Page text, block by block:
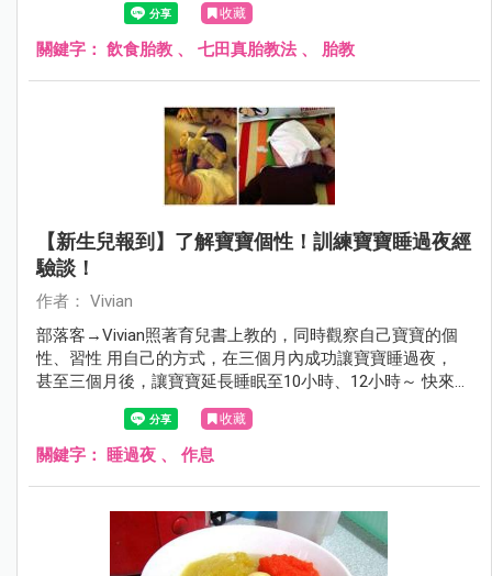
收藏
關鍵字： 飲食胎教 、 七田真胎教法 、 胎教
【新生兒報到】了解寶寶個性！訓練寶寶睡過夜經
驗談！
作者： Vivian
部落客→Vivian照著育兒書上教的，同時觀察自己寶寶的個
性、習性 用自己的方式，在三個月內成功讓寶寶睡過夜，
甚至三個月後，讓寶寶延長睡眠至10小時、12小時～ 快來看
看這位認真媽咪的經驗分享吧！
收藏
關鍵字： 睡過夜 、 作息